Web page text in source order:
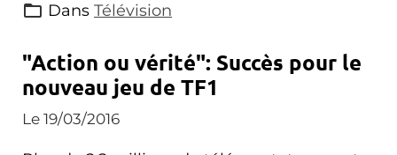
Dans Télévision
"Action ou vérité": Succès pour le
nouveau jeu de TF1
Le 19/03/2016